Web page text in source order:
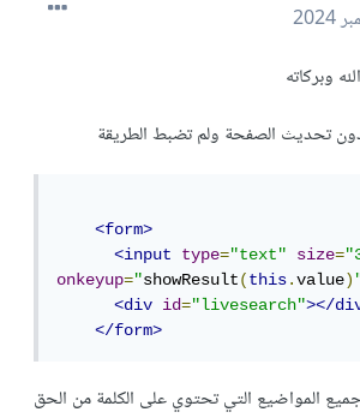
وبركاته
تحديث الصفحة ولم تضبط الطريقة
<form>
<input
type="text" size=
onkeyup="showResult(this.value)
<div
id="livesearch"></
</form>
المواضيع التي تحتوي على الكلمة من الحق